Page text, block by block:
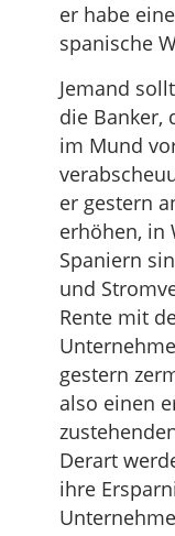
er habe
spanische
Jemand
die Banker,
im Mund
er gestern
erhöhen, in
Spaniern
und
Rente mit
gestern
also einen
Derart
ihre